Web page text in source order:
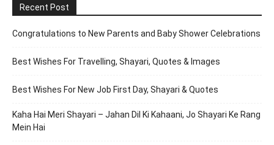
Recent Post
Congratulations to New Parents and Baby Shower Celebrations
Best Wishes For Travelling, Shayari, Quotes & Images
Best Wishes For New Job First Day, Shayari & Quotes
Kaha Hai Meri Shayari – Jahan Dil Ki Kahaani, Jo Shayari Ke Rang
Mein Hai